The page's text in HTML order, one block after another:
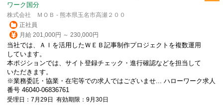
ワーク国分
株式会社 ＭＯＢ - 熊本県玉名市高瀬２００
正社員
月給 201,000円 ～ 230,000円
当社では、ＡＩを活用したＷＥＢ記事制作プロジェクトを複数運用
しています。
本ポジションでは、サイト登録チェック・進行確認などを担当して
いただきます。
※業務委託・協業・在宅等での求人ではございませ... ハローワーク求人
番号 46040-06836761
受理日：7月29日 有効期限：9月30日